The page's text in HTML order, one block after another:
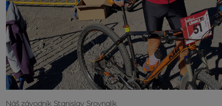
Náš závodník Stanislav Srovnalík